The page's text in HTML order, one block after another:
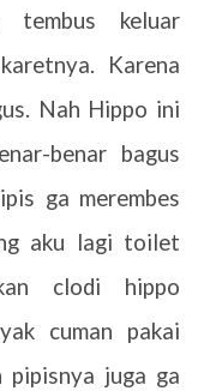
tembus keluar
Karena
Nah Hippo ini
benar bagus
ga merembes
aku lagi toilet
clodi hippo
cuman pakai
pipisnya juga ga